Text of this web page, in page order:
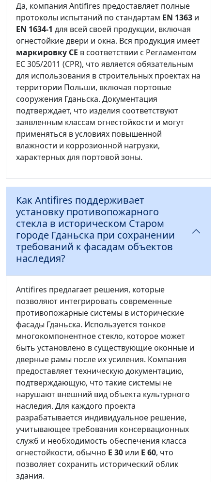
Да, компания Antifires предоставляет полные
протоколы испытаний по стандартам EN 1363 и
EN 1634-1 для всей своей продукции, включая
огнестойкие двери и окна. Вся продукция имеет
маркировку CE в соответствии с Регламентом
ЕС 305/2011 (CPR), что является обязательным
для использования в строительных проектах на
территории Польши, включая портовые
сооружения Гданьска. Документация
подтверждает, что изделия соответствуют
заявленным классам огнестойкости и могут
применяться в условиях повышенной
влажности и коррозионной нагрузки,
характерных для портовой зоны.
Как Antifires поддерживает
установку противопожарного
стекла в историческом Старом
городе Гданьска при сохранении
требований к фасадам объектов
наследия?
Antifires предлагает решения, которые
позволяют интегрировать современные
противопожарные системы в исторические
фасады Гданьска. Используется тонкое
многокомпонентное стекло, которое может
быть установлено в существующие оконные и
дверные рамы после их усиления. Компания
предоставляет техническую документацию,
подтверждающую, что такие системы не
нарушают внешний вид объекта культурного
наследия. Для каждого проекта
разрабатывается индивидуальное решение,
учитывающее требования консервационных
служб и необходимость обеспечения класса
огнестойкости, обычно E 30 или E 60, что
позволяет сохранить исторический облик
здания.